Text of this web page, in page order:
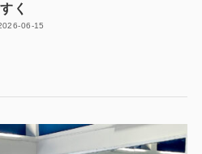
く
06-15